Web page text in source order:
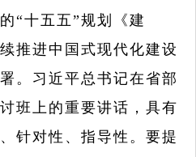
“十五五”规划《建
推进中国式现代化建设
。习近平总书记在省部
班上的重要讲话，具有
针对性、指导性。要提